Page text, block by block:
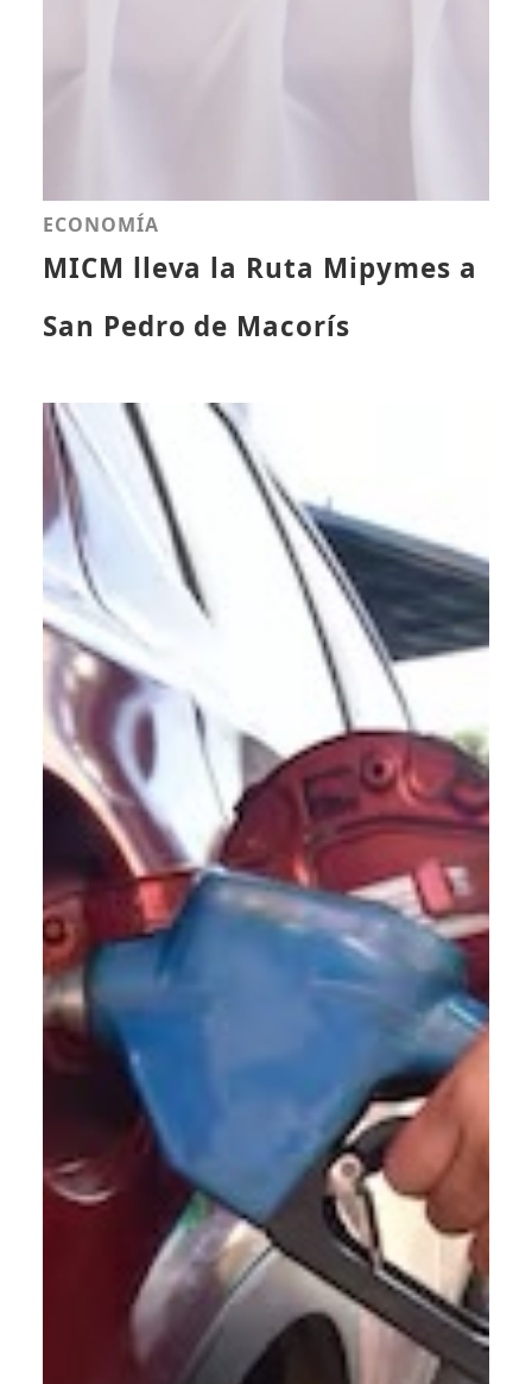
ECONOMÍA
MICM lleva la Ruta Mipymes a
San Pedro de Macorís